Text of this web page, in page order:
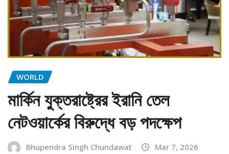
WORLD
মার্কিন যুক্তরাষ্ট্রের ইরানি তেল
নেটওয়ার্কের বিরুদ্ধে বড় পদক্ষেপ
Bhupendra Singh Chundawat
Mar 7, 2026